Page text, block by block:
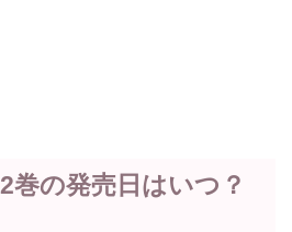
巻の発売日はいつ？